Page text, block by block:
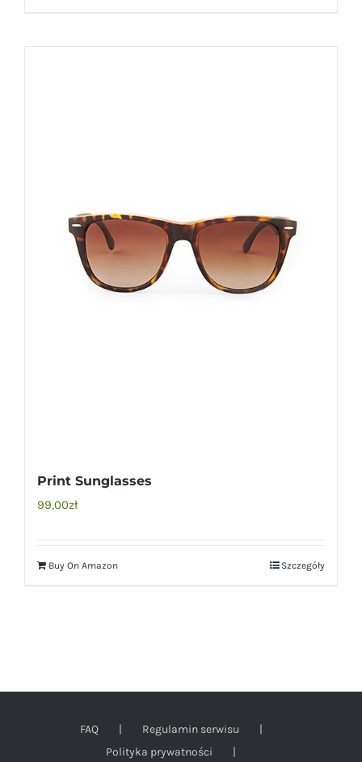
Print Sunglasses
99,00zł
Buy On Amazon Szczegóły
FAQ
Regulamin serwisu
Polityka prywatności